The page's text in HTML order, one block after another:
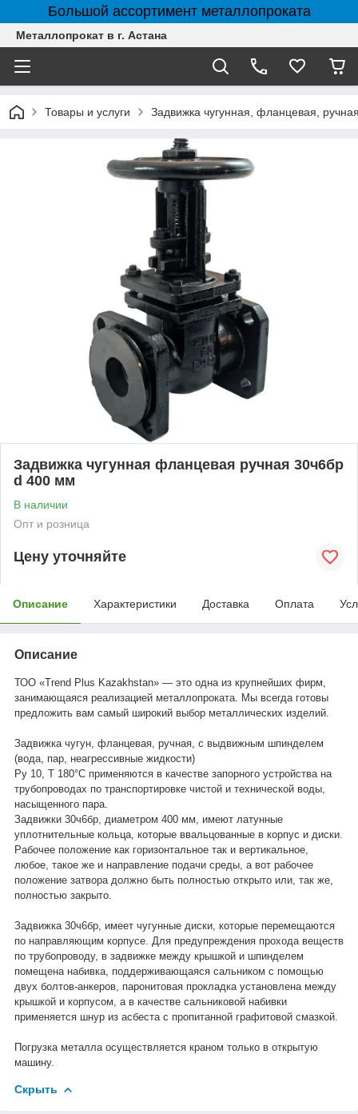
Большой ассортимент металлопроката
Металлопрокат в г. Астана
Товары и услуги Задвижка чугунная, фланцевая,
Задвижка чугунная фланцевая ручная 30ч6бр
d 400 мм
В наличии
Опт и розница
Цену уточняйте
Описание Характеристики Доставка Оплата
Описание
ТОО «Trend Plus Kazakhstan» — это одна из крупнейших фирм,
занимающаяся реализацией металлопроката. Мы всегда готовы
предложить вам самый широкий выбор металлических изделий.
Задвижка чугун, фланцевая, ручная, с выдвижным шпинделем
(вода, пар, неагрессивные жидкости)
Ру 10, Т 180°С применяются в качестве запорного устройства на
трубопроводах по транспортировке чистой и технической воды,
насыщенного пара.
Задвижки 30ч6бр, диаметром 400 мм, имеют латунные
уплотнительные кольца, которые ввальцованные в корпус и диски.
Рабочее положение как горизонтальное так и вертикальное,
любое, такое же и направление подачи среды, а вот рабочее
положение затвора должно быть полностью открыто или, так же,
полностью закрыто.
Задвижка 30ч6бр, имеет чугунные диски, которые перемещаются
по направляющим корпусе. Для предупреждения прохода веществ
по трубопроводу, в задвижке между крышкой и шпинделем
помещена набивка, поддерживающаяся сальником с помощью
двух болтов-анкеров, паронитовая прокладка установлена между
крышкой и корпусом, а в качестве сальниковой набивки
применяется шнур из асбеста с пропитанной графитовой смазкой.
Погрузка металла осуществляется краном только в открытую
машину.
Скрыть